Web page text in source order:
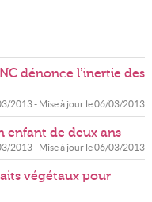
dénonce l’inertie des
2013- Mise à jour le06/03/2013
enfant de deux ans
2013- Mise à jour le06/03/2013
végétaux pour